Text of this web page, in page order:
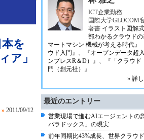
を
ア」
» 2011/09/12
ICT企業勤務
国際大学GLOCOM
著書 イラスト図解
部わかるクラウドの
マートマシン 機械が考える時代』
ウド入門』 、
『オープンデータ超
ンプレスR＆D）』 、
『「クラウ
門（創元社）』
» 詳
最近のエントリー
営業現場で進むAIエージェントの
パラドックス」の現実
前年同期比43%成長、世界クラウ